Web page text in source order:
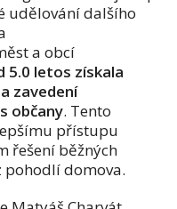
udělování dalšího
a obcí
5.0 letos získala
zavedení
občany. Tento
přístupu
řešení běžných
pohodlí domova.